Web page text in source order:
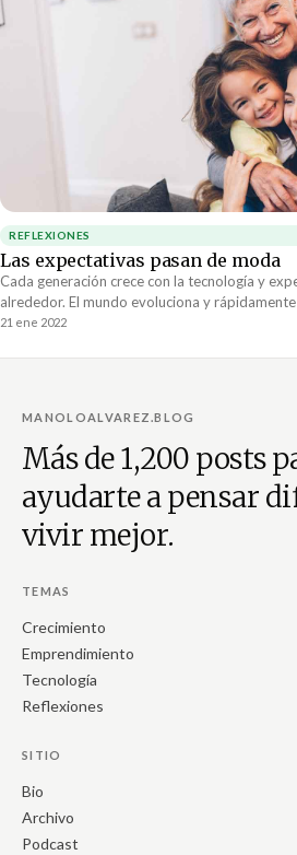
REFLEXIONES
Las expectativas pasan de moda
Cada generación crece con la tecnología y
alrededor. El mundo evoluciona y
generación. El paso de la tecnología marcha
21 ene 2022
MANOLOALVAREZ.BLOG
Más de 1,200 posts
ayudarte a pensar
vivir mejor.
TEMAS
Crecimiento
Emprendimiento
Tecnología
Reflexiones
SITIO
Bio
Archivo
Podcast